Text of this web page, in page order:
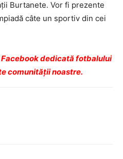
Burtanete. Vor fi prezente
câte un sportiv din cei
dedicată fotbalului
comunității noastre.